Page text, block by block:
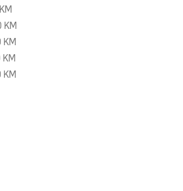
KM
KM
KM